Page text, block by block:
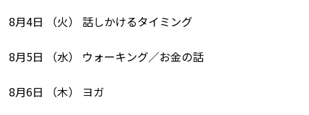
8月4日 （火） 話しかけるタイミング
8月5日 （水） ウォーキング／お金の話
8月6日 （木） ヨガ